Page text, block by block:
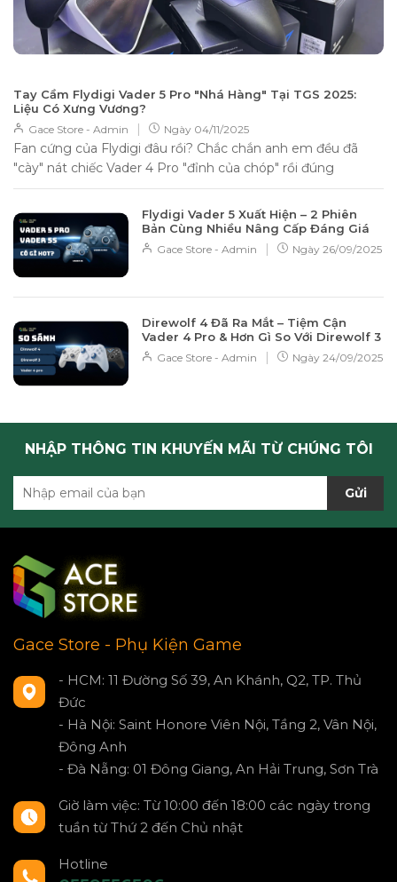
Tay Cầm Flydigi Vader 5 Pro "Nhá Hàng" Tại TGS 2025:
Liệu Có Xưng Vương?
Gace Store - Admin | Ngày 04/11/2025
Fan cứng của Flydigi đâu rồi? Chắc chắn anh em đều đã
"cày" nát chiếc Vader 4 Pro "đỉnh của chóp" rồi đúng
không? Không...
Flydigi Vader 5 Xuất Hiện – 2 Phiên
Bản Cùng Nhiều Nâng Cấp Đáng Giá
Gace Store - Admin | Ngày 26/09/2025
Direwolf 4 Đã Ra Mắt – Tiệm Cận
Vader 4 Pro & Hơn Gì So Với Direwolf 3
Gace Store - Admin | Ngày 24/09/2025
NHẬP THÔNG TIN KHUYẾN MÃI TỪ CHÚNG TÔI
Gửi
Gace Store - Phụ Kiện Game
- HCM: 11 Đường Số 39, An Khánh, Q2, TP. Thủ
Đức
- Hà Nội: Saint Honore Viên Nội, Tầng 2, Vân Nội,
Đông Anh
- Đà Nẵng: 01 Đông Giang, An Hải Trung, Sơn Trà
Giờ làm việc: Từ 10:00 đến 18:00 các ngày trong
tuần từ Thứ 2 đến Chủ nhật
Hotline